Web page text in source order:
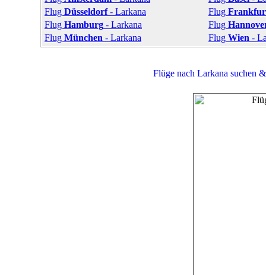
Flug Düsseldorf- Larkana Flug
Flug Hamburg - Larkana Flug
Flug München - Larkana Flug Wien -